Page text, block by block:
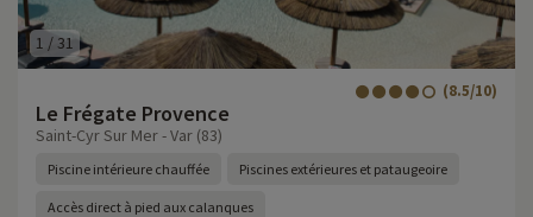
1 /31
Le Frégate Provence
(8.5/10)
Saint-Cyr Sur Mer - Var (83)
Piscine intérieure chauffée Piscines extérieures et pataugeoire
Accès direct à pied aux calanques